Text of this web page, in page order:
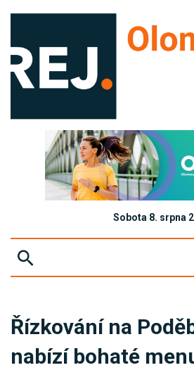
Sobota 8. srpna
KRIMI
SPORT
Řízkování na
nabízí bohaté